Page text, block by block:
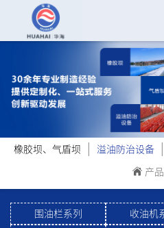
橡胶坝、气盾坝 溢油防治设备
产
围油栏系列 收油机